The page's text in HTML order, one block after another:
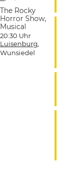
The Rocky
Horror Show,
Musical
20:30 Uhr
Luisenburg
Wunsiedel